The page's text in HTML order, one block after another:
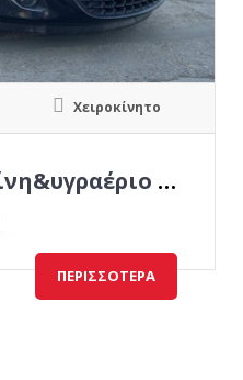
Χειροκίνητο
Opel Corsa βενζίνη&υγραέριο εργοστασίου
ΠΕΡΙΣΣΌΤΕΡΑ